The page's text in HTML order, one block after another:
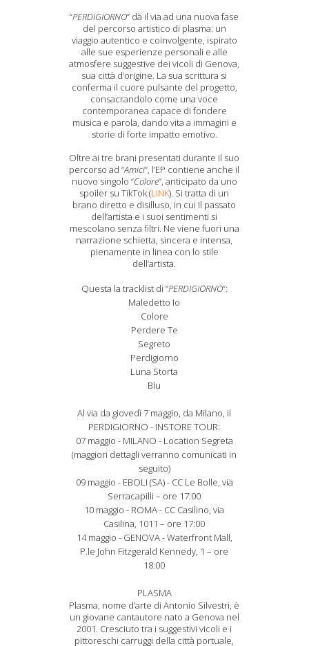
“PERDIGIORNO” dà il via ad una nuova fase
del percorso artistico di plasma: un
viaggio autentico e coinvolgente, ispirato
alle sue esperienze personali e alle
atmosfere suggestive dei vicoli di Genova,
sua città d’origine. La sua scrittura si
conferma il cuore pulsante del progetto,
consacrandolo come una voce
contemporanea capace di fondere
musica e parola, dando vita a immagini e
storie di forte impatto emotivo.
Oltre ai tre brani presentati durante il suo
percorso ad “Amici”, l’EP contiene anche il
nuovo singolo “Colore”, anticipato da uno
spoiler su TikTok (LINK). Si tratta di un
brano diretto e disilluso, in cui il passato
dell’artista e i suoi sentimenti si
mescolano senza filtri. Ne viene fuori una
narrazione schietta, sincera e intensa,
pienamente in linea con lo stile
dell’artista.
Questa la tracklist di “PERDIGIORNO”:
Maledetto Io
Colore
Perdere Te
Segreto
Perdigiorno
Luna Storta
Blu
Al via da giovedì 7 maggio, da Milano, il
PERDIGIORNO - INSTORE TOUR:
07 maggio - MILANO - Location Segreta
(maggiori dettagli verranno comunicati in
seguito)
09 maggio - EBOLI (SA) - CC Le Bolle, via
Serracapilli – ore 17:00
10 maggio - ROMA - CC Casilino, via
Casilina, 1011 – ore 17:00
14 maggio - GENOVA - Waterfront Mall,
P.le John Fitzgerald Kennedy, 1 – ore
18:00
PLASMA
Plasma, nome d’arte di Antonio Silvestri, è
un giovane cantautore nato a Genova nel
2001. Cresciuto tra i suggestivi vicoli e i
pittoreschi carruggi della città portuale,